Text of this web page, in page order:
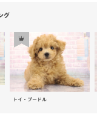
グ
トイ・プードル